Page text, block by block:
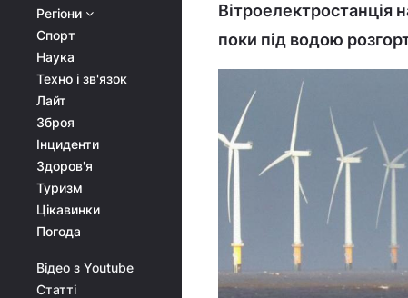
Регіони
Спорт
Наука
Техно і зв'язок
Лайт
Зброя
Інциденти
Здоров'я
Туризм
Цікавинки
Погода
Відео з Youtube
Статті
Вітроелектростанція
поки під водою